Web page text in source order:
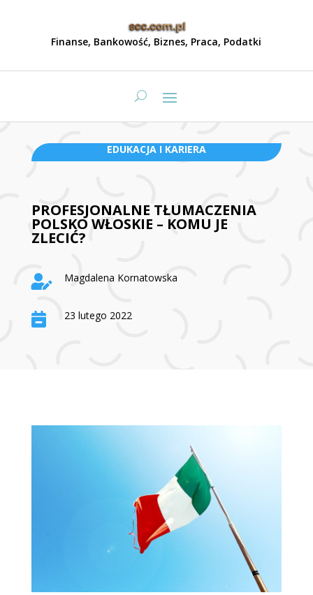
Finanse, Bankowość, Biznes, Praca, Podatki
EDUKACJA I KARIERA
PROFESJONALNE TŁUMACZENIA
POLSKO WŁOSKIE – KOMU JE
ZLECIĆ?
 Magdalena Kornatowska
 23 lutego 2022